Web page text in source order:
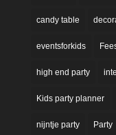
candy table
eventsforkids
high end party
Kids party planner
nijntje party Party